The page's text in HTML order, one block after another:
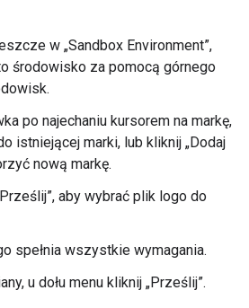
w „Sandbox Environment”,
środowisko za pomocą górnego
po najechaniu kursorem na markę,
istniejącej marki, lub kliknij „Dodaj
nową markę.
aby wybrać plik logo do
spełnia wszystkie wymagania.
u dołu menu kliknij „Prześlij”.